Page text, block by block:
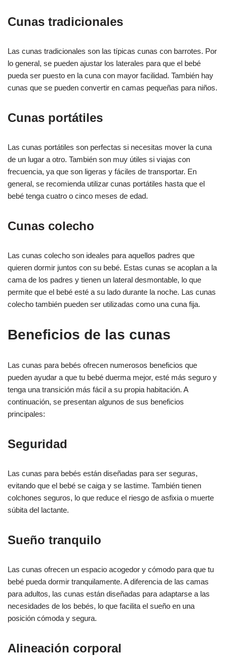
Cunas tradicionales
Las cunas tradicionales son las típicas cunas con barrotes. Por
lo general, se pueden ajustar los laterales para que el bebé
pueda ser puesto en la cuna con mayor facilidad. También hay
cunas que se pueden convertir en camas pequeñas para niños.
Cunas portátiles
Las cunas portátiles son perfectas si necesitas mover la cuna
de un lugar a otro. También son muy útiles si viajas con
frecuencia, ya que son ligeras y fáciles de transportar. En
general, se recomienda utilizar cunas portátiles hasta que el
bebé tenga cuatro o cinco meses de edad.
Cunas colecho
Las cunas colecho son ideales para aquellos padres que
quieren dormir juntos con su bebé. Estas cunas se acoplan a la
cama de los padres y tienen un lateral desmontable, lo que
permite que el bebé esté a su lado durante la noche. Las cunas
colecho también pueden ser utilizadas como una cuna fija.
Beneficios de las cunas
Las cunas para bebés ofrecen numerosos beneficios que
pueden ayudar a que tu bebé duerma mejor, esté más seguro y
tenga una transición más fácil a su propia habitación. A
continuación, se presentan algunos de sus beneficios
principales:
Seguridad
Las cunas para bebés están diseñadas para ser seguras,
evitando que el bebé se caiga y se lastime. También tienen
colchones seguros, lo que reduce el riesgo de asfixia o muerte
súbita del lactante.
Sueño tranquilo
Las cunas ofrecen un espacio acogedor y cómodo para que tu
bebé pueda dormir tranquilamente. A diferencia de las camas
para adultos, las cunas están diseñadas para adaptarse a las
necesidades de los bebés, lo que facilita el sueño en una
posición cómoda y segura.
Alineación corporal